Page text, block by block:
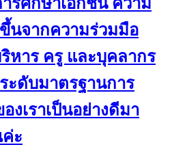
นจากความร่วมมือ
หาร ครู และบุคลากร
ดับมาตรฐานการ
งเราเป็นอย่างดีมา
ะ